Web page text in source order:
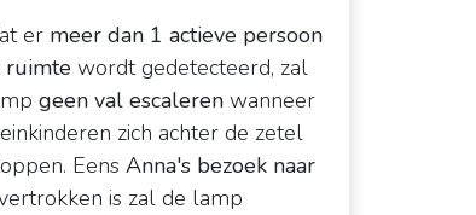
er meer dan 1 actieve persoon
ruimte wordt gedetecteerd, zal
geen val escaleren wanneer
zich achter de zetel
Eens Anna's bezoek naar
is zal de lamp